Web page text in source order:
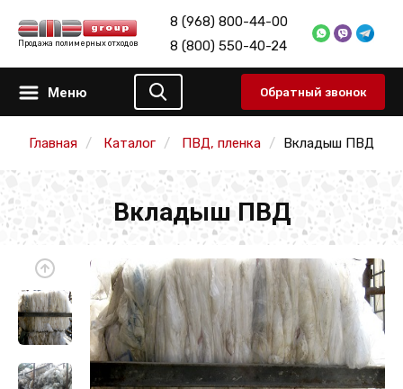
Продажа полимерных отходов
8 (968) 800-44-00
8 (800) 550-40-24
Меню Обратный звонок
Главная Каталог ПВД, пленка Вкладыш ПВД
Вкладыш ПВД